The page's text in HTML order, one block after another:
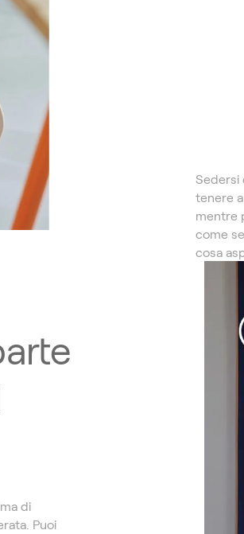
Sedersi
tenere
mentre
come
cosa
di
Puoi